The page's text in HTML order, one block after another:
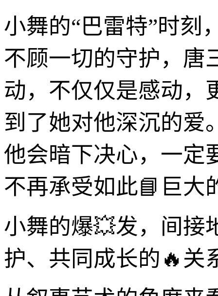
小舞的“巴雷特”时刻
不顾一切的守护，唐
动，不仅仅是感动，
到了她对他深沉的爱
他会暗下决心，一定
不再承受如此📘巨大
小舞的爆💥发，间接
护、共同成长的🔥关